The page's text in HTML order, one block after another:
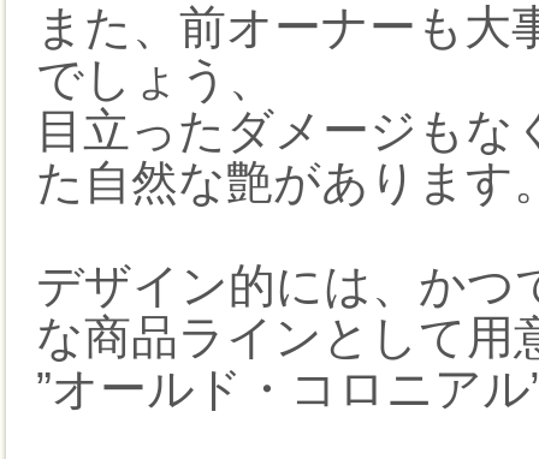
また、前オーナーも
でしょう、
目立ったダメージも
た自然な艶があります
デザイン的には、かつ
な商品ラインとして用
”オールド・コロニア